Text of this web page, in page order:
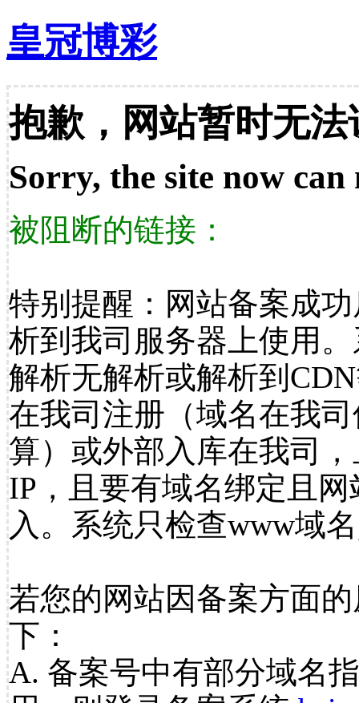
皇冠博彩
抱歉，网站暂时无法
Sorry, the site now can
被阻断的链接：
特别提醒：网站备案成
析到我司服务器上使用
解析无解析或解析到
在我司注册（域名在我
算）或外部入库在我司
IP，且要有域名绑定且
入。系统只检查www域
若您的网站因备案方面
下：
A. 备案号中有部分域名